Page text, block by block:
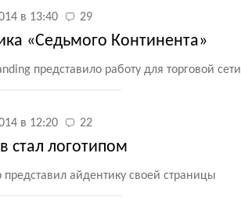
в 13:40 29
«Седьмого Континента»
представило работу для торговой сети
в 12:20 22
стал логотипом
представил айдентику своей страницы